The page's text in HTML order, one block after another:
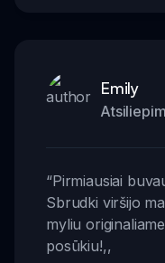
Emily
“Pirmiausiai
Sbrudki viršijo
myliu
posūkiu!,,